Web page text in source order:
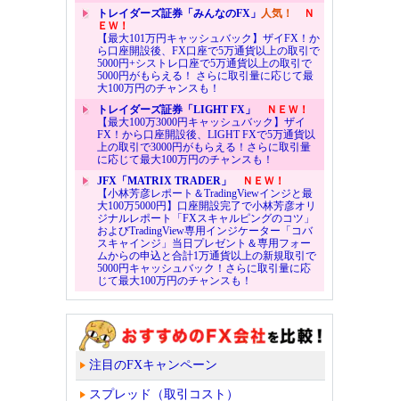
トレイダーズ証券「みんなのFX」 人気！
Ｎ
ＥＷ！
【最大101万円キャッシュバック】ザイFX！か
ら口座開設後、FX口座で5万通貨以上の取引で
5000円+シストレ口座で5万通貨以上の取引で
5000円がもらえる！ さらに取引量に応じて最
大100万円のチャンスも！
トレイダーズ証券「LIGHT FX」
ＮＥＷ！
【最大100万3000円キャッシュバック】ザイ
FX！から口座開設後、LIGHT FXで5万通貨以
上の取引で3000円がもらえる！さらに取引量
に応じて最大100万円のチャンスも！
JFX「MATRIX TRADER」
ＮＥＷ！
【小林芳彦レポート＆TradingViewインジと最
大100万5000円】口座開設完了で小林芳彦オリ
ジナルレポート「FXスキャルピングのコツ」
およびTradingView専用インジケーター「コバ
スキャインジ」当日プレゼント＆専用フォー
ムからの申込と合計1万通貨以上の新規取引で
5000円キャッシュバック！さらに取引量に応
じて最大100万円のチャンスも！
注目のFXキャンペーン
スプレッド（取引コスト）